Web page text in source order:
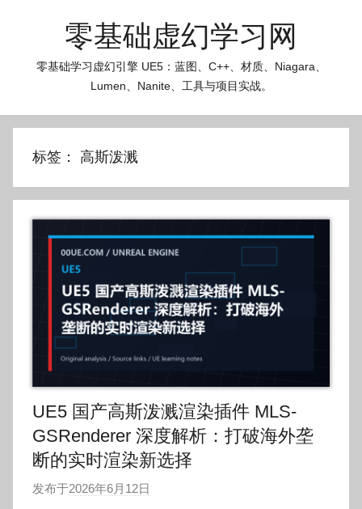
零基础虚幻学习网
零基础学习虚幻引擎 UE5：蓝图、C++、材质、Niagara、
Lumen、Nanite、工具与项目实战。
标签： 高斯泼溅
UE5 国产高斯泼溅渲染插件 MLS-
GSRenderer 深度解析：打破海外垄
断的实时渲染新选择
发布于2026年6月12日